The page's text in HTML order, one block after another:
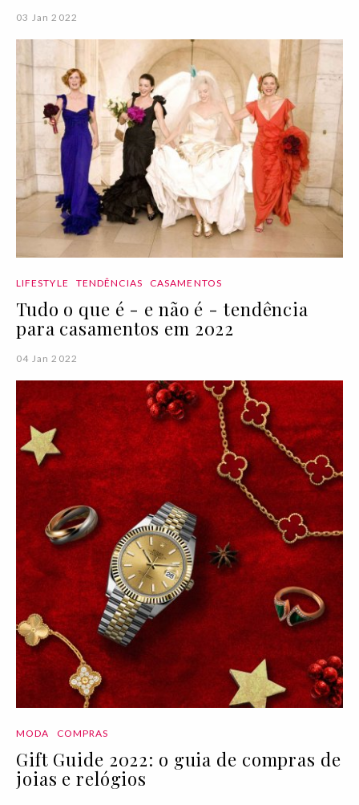
03 Jan 2022
LIFESTYLE TENDÊNCIAS CASAMENTOS
Tudo o que é - e não é - tendência
para casamentos em 2022
04 Jan 2022
MODA COMPRAS
Gift Guide 2022: o guia de compras de
joias e relógios